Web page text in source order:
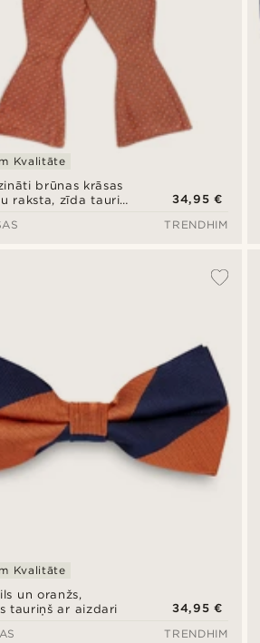
brūnas krāsas
raksta, zīda tauriņš
Kvalitāte
34,95 €
TRENDHIM
un oranžs,
tauriņš ar aizdari
Kvalitāte
34,95 €
TRENDHIM